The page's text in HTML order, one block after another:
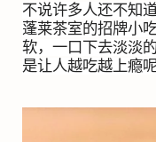
不说许多人还不知
蓬莱茶室的招牌小
软，一口下去淡淡
是让人越吃越上瘾呢